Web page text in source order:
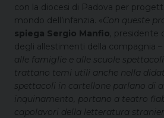
con la diocesi di Padova per
mondo dell’infanzia. « Con queste
spiega Sergio Manfio presidente
degli allestimenti della compagnia –
alle famiglie e alle scuole
trattano temi utili anche nella
spettacoli in cartellone parlano di
inquinamento, portano a teatro
capolavori della letteratura